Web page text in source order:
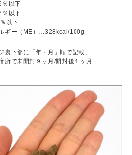
以下
以下
以下
ギー（ME）…328kcal/100g
裏下部に「年・月」順で記載、
所で未開封９ヶ月/開封後１ヶ月